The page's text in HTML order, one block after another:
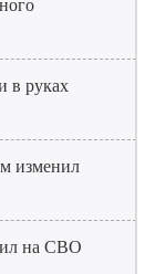
в руках
изменил
на СВО